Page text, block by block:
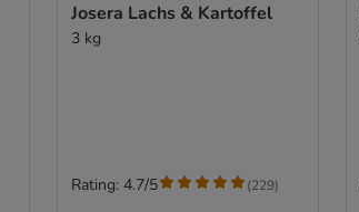
Josera Lachs & Kartoffel
3 kg
Rating: 4.7/5 (229)